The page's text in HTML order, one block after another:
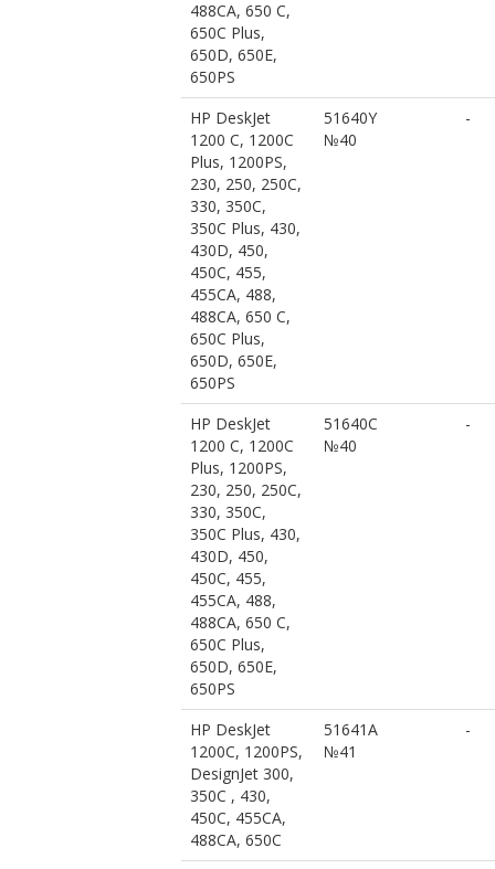
488CA, 650 C,
650C Plus,
650D, 650E,
650PS
HP DeskJet
1200 C, 1200C
Plus, 1200PS,
230, 250, 250C,
330, 350C,
350C Plus, 430,
430D, 450,
450C, 455,
455CA, 488,
488CA, 650 C,
650C Plus,
650D, 650E,
650PS
51640Y
№40
-
HP DeskJet
1200 C, 1200C
Plus, 1200PS,
230, 250, 250C,
330, 350C,
350C Plus, 430,
430D, 450,
450C, 455,
455CA, 488,
488CA, 650 C,
650C Plus,
650D, 650E,
650PS
51640С
№40
-
HP DeskJet
1200С, 1200PS,
DesignJet 300,
350C , 430,
450C, 455CA,
488CA, 650C
51641A
№41
-